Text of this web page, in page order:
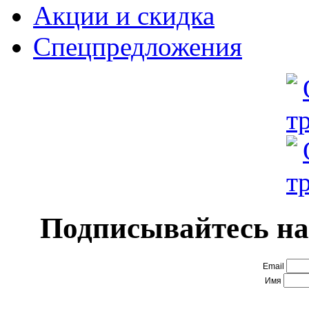
Акции и скидка
Спецпредложения
Подписывайтесь
Email
Имя